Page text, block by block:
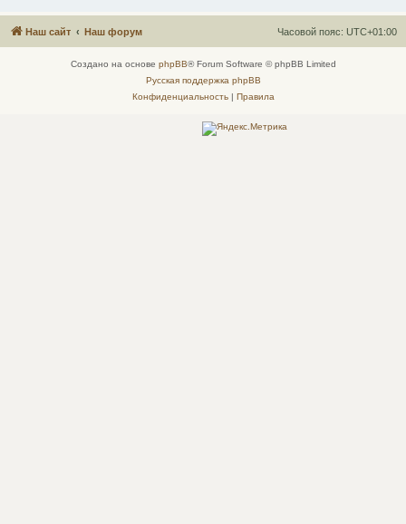
Наш сайт Наш форум Часовой пояс: UTC+01:00
Создано на основе phpBB® Forum Software © phpBB Limited
Русская поддержка phpBB
Конфиденциальность| Правила